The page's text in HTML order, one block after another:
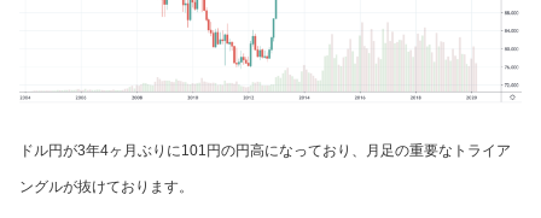
ドル円が3年4ヶ月ぶりに101円の円高になっており、月足の重要なトライア
ングルが抜けております。